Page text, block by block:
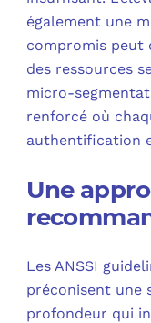
également une
compromis peut
des ressources
micro-
renforcé où
authentification
Une
Les ANSSI
préconisent une
profondeur qui